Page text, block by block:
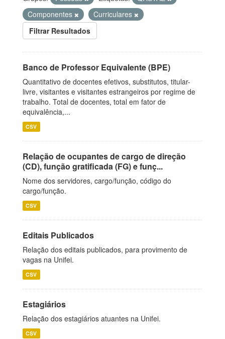
Componentes
Curriculares
Filtrar Resultados
Banco de Professor Equivalente (BPE)
Quantitativo de docentes efetivos, substitutos, titular-
livre, visitantes e visitantes estrangeiros por regime de
trabalho. Total de docentes, total em fator de
equivalência,...
CSV
Relação de ocupantes de cargo de direção
(CD), função gratificada (FG) e funç...
Nome dos servidores, cargo/função, código do
cargo/função.
CSV
Editais Publicados
Relação dos editais publicados, para provimento de
vagas na Unifei.
CSV
Estagiários
Relação dos estagiários atuantes na Unifei.
CSV